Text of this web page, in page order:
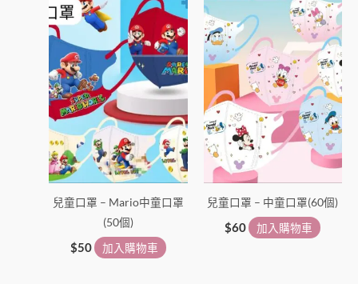
兒童口罩 – Mario中童口罩
(50個)
$50 加入購物車
兒童口罩 – 中童口罩(60個)
$60 加入購物車